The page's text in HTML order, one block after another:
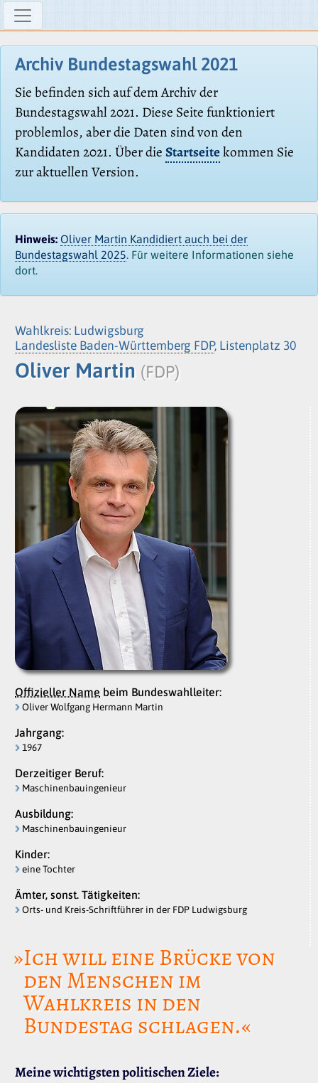
Archiv Bundestagswahl 2021
Sie befinden sich auf dem Archiv der
Bundestagswahl 2021. Diese Seite funktioniert
problemlos, aber die Daten sind von den
Kandidaten 2021. Über dieStartseitekommen Sie
zur aktuellen Version.
Hinweis: Oliver Martin Kandidiert auch bei der
Bundestagswahl 2025. Für weitere Informationen siehe
dort.
Wahlkreis: Ludwigsburg
Landesliste Baden-Württemberg FDP, Listenplatz 30
Oliver Martin (FDP)
Offizieller Name beim Bundeswahlleiter:
Oliver Wolfgang Hermann Martin
Jahrgang:
1967
Derzeitiger Beruf:
Maschinenbauingenieur
Ausbildung:
Maschinenbauingenieur
Kinder:
eine Tochter
Ämter, sonst. Tätigkeiten:
Orts- und Kreis-Schriftführer in der FDP Ludwigsburg
»Ich will eine Brücke von
den Menschen im
Wahlkreis in den
Bundestag schlagen.«
Meine wichtigsten politischen Ziele: